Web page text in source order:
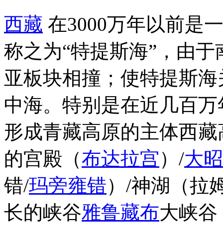
西藏 在3000万年以前是
称之为“特提斯海”，由于
亚板块相撞；使特提斯
中海。特别是在近几百
形成青藏高原的主体西
的宫殿（布达拉宫）/大
错/玛旁雍错）/神湖（拉
长的峡谷雅鲁藏布大峡谷